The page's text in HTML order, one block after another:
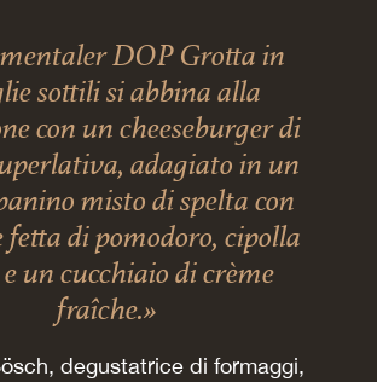
DOP Grotta in
sottili si abbina alla
con un cheeseburger di
adagiato in un
misto di spelta con
di pomodoro, cipolla
un cucchiaio di crème
fraîche.»
degustatrice di formaggi,